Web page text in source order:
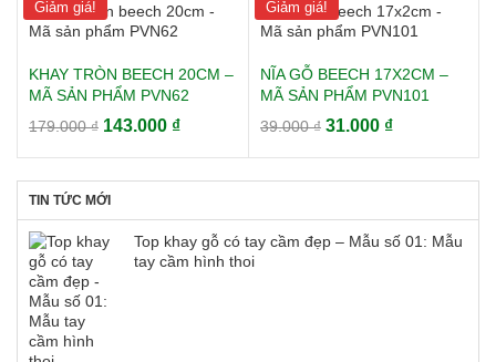
481.000 ₫.
2.000 ₫.
Giảm giá!
KHAY TRÒN BEECH 20CM –
MÃ SẢN PHẨM PVN62
179.000₫ Giá
179.000 ₫.
143.000 ₫Giá
143.000 ₫.
Giảm giá!
NĨA GỖ BEECH 17X2CM –
MÃ SẢN PHẨM PVN101
39.000₫ Giá
31.000 ₫Giá
31.000 ₫.
TIN TỨC MỚI
Top khay gỗ có tay cầm đẹp – Mẫu số 01: Mẫu
tay cầm hình thoi